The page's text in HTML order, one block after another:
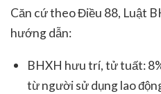
Căn cứ theo Điều 88, Luật
hướng dẫn:
BHXH hưu trí, tử tuất:
từ người sử dụng lao